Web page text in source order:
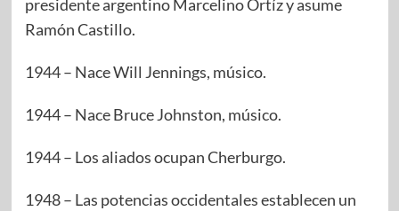
presidente argentino Marcelino Ortíz y asume
Ramón Castillo.
1944 – Nace Will Jennings, músico.
1944 – Nace Bruce Johnston, músico.
1944 – Los aliados ocupan Cherburgo.
1948 – Las potencias occidentales establecen un